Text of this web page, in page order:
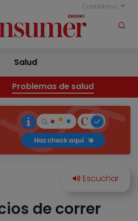
Castellano
Salud
Problemas de salud
de correr